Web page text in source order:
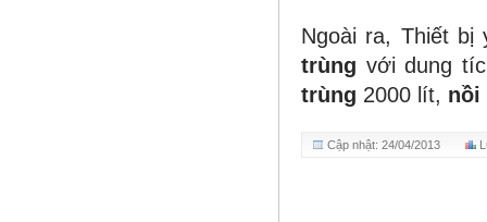
Ngoài ra, Thiết
trùng với dung
trùng 2000 lít, nồi
Cập nhật: 24/04/2013